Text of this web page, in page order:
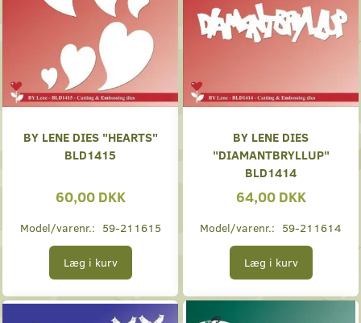
BY LENE DIES "HEARTS"
BLD1415
60,00 DKK
Model/varenr.: 59-211615
Læg i kurv
BY LENE DIES
"DIAMANTBRYLLUP"
BLD1414
64,00 DKK
Model/varenr.: 59-211614
Læg i kurv